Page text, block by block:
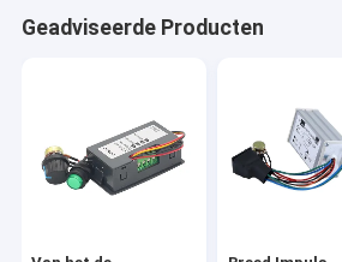
Geadviseerde Producten